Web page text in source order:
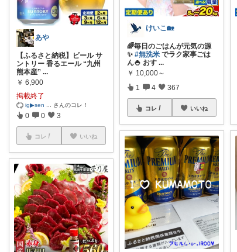
あや
【ふるさと納税】ビール サ
ントリー 香るエール “九州
熊本産” ...
￥ 6,900
掲載終了
ig▶︎sen さんのコレ！
0 0 3
コレ いいね
けいこ🏡
🌈毎日のごはんが元気の源
✨#無洗米 でラク家事ごは
ん🍚 おす ...
￥ 10,000～
1 4 367
コレ いいね